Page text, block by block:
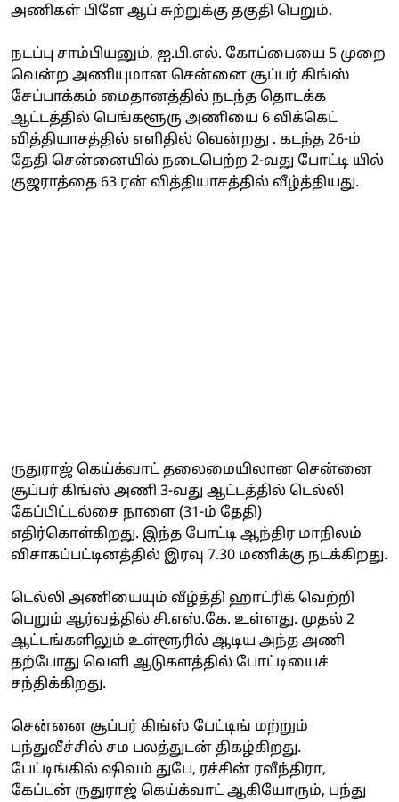
அணிகள் பிளே ஆப் சுற்றுக்கு தகுதி பெறும்.
நடப்பு சாம்பியனும், ஐ.பி.எல். கோப்பையை 5 முறை
வென்ற அணியுமான சென்னை சூப்பர் கிங்ஸ்
சேப்பாக்கம் மைதானத்தில் நடந்த தொடக்க
ஆட்டத்தில் பெங்களூரு அணியை 6 விக்கெட்
வித்தியாசத்தில் எளிதில் வென்றது . கடந்த 26-ம்
தேதி சென்னையில் நடைபெற்ற 2-வது போட்டி யில்
குஜராத்தை 63 ரன் வித்தியாசத்தில் வீழ்த்தியது.
ருதுராஜ் கெய்க்வாட் தலைமையிலான சென்னை
சூப்பர் கிங்ஸ் அணி 3-வது ஆட்டத்தில் டெல்லி
கேப்பிட்டல்சை நாளை (31-ம் தேதி)
எதிர்கொள்கிறது. இந்த போட்டி ஆந்திர மாநிலம்
விசாகப்பட்டினத்தில் இரவு 7.30 மணிக்கு நடக்கிறது.
டெல்லி அணியையும் வீழ்த்தி ஹாட்ரிக் வெற்றி
பெறும் ஆர்வத்தில் சி.எஸ்.கே. உள்ளது. முதல் 2
ஆட்டங்களிலும் உள்ளூரில் ஆடிய அந்த அணி
தற்போது வெளி ஆடுகளத்தில் போட்டியைச்
சந்திக்கிறது.
சென்னை சூப்பர் கிங்ஸ் பேட்டிங் மற்றும்
பந்துவீச்சில் சம பலத்துடன் திகழ்கிறது.
பேட்டிங்கில் ஷிவம் துபே, ரச்சின் ரவீந்திரா,
கேப்டன் ருதுராஜ் கெய்க்வாட் ஆகியோரும், பந்து